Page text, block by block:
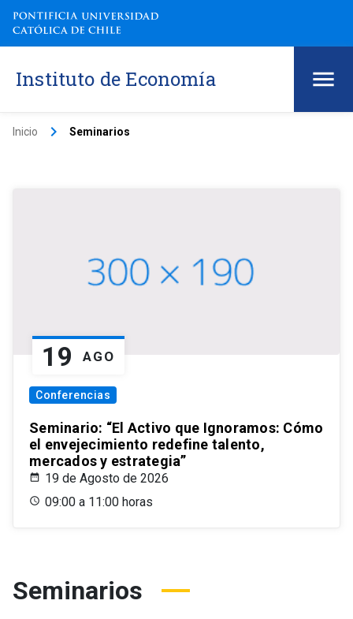
Instituto de Economía
Inicio keyboard_arrow_right Seminarios
19 AGO
Conferencias
Seminario: “El Activo que Ignoramos: Cómo
el envejecimiento redefine talento,
mercados y estrategia”
19 de Agosto de 2026
09:00 a 11:00 horas
Seminarios